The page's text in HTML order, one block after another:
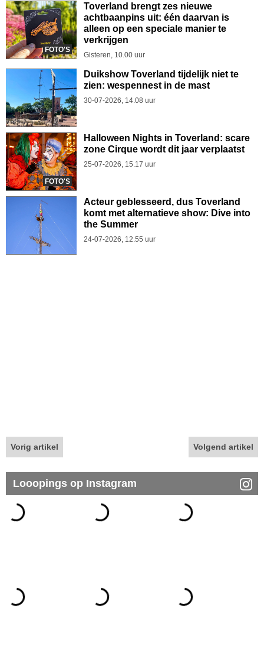
FOTO'S
Toverland brengt zes nieuwe
achtbaanpins uit: één daarvan is
alleen op een speciale manier te
verkrijgen
Gisteren, 10.00 uur
Duikshow Toverland tijdelijk niet te
zien: wespennest in de mast
30-07-2026, 14.08 uur
FOTO'S
Halloween Nights in Toverland: scare
zone Cirque wordt dit jaar verplaatst
25-07-2026, 15.17 uur
Acteur geblesseerd, dus Toverland
komt met alternatieve show: Dive into
the Summer
24-07-2026, 12.55 uur
Vorig artikel Volgend artikel
Looopings op Instagram